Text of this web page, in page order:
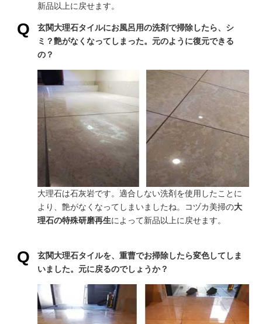
新品以上に戻せます。
玄関大理石タイルにお風呂用の洗剤で掃除したら、シ
ミ？艶がなくなってしまった。元のように復元できる
の？
大理石は石灰岩です。適合しない洗剤を使用したことに
より、艶がなくなってしまいましたね。コヅカ美掃の大
理石の特殊研磨再生によって新品以上に戻せます。
玄関大理石タイルを、重曹でお掃除したら変色してしま
いました。元に戻るのでしょうか？